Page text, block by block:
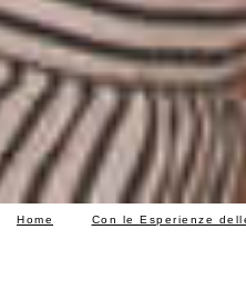
Home Con le Esperienze